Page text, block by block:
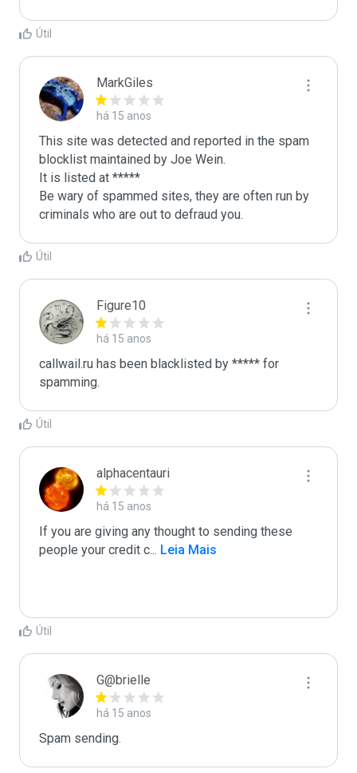
Útil
MarkGiles
há 15 anos
This site was detected and reported in the spam
blocklist maintained by Joe Wein.
It is listed at *****
Be wary of spammed sites, they are often run by
criminals who are out to defraud you.
Útil
Figure10
há 15 anos
callwail.ru has been blacklisted by ***** for
spamming.
Útil
alphacentauri
há 15 anos
If you are giving any thought to sending these
people your credit c... Leia Mais
Útil
G@brielle
há 15 anos
Spam sending.